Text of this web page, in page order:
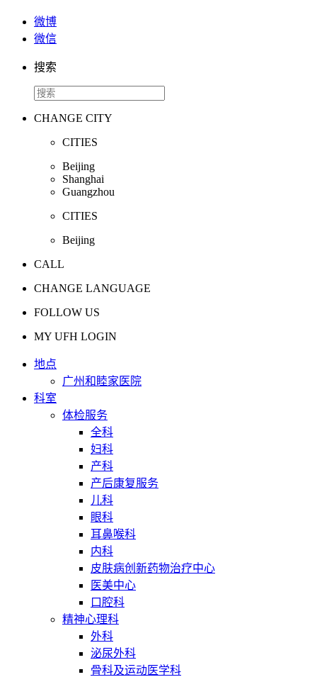
微博
微信
搜索
CHANGE CITY
CITIES
Beijing
Shanghai
Guangzhou
CITIES
Beijing
CALL
CHANGE LANGUAGE
FOLLOW US
MY UFH LOGIN
地点
广州和睦家医院
科室
体检服务
全科
妇科
产科
产后康复服务
儿科
眼科
耳鼻喉科
内科
皮肤病创新药物治疗中心
医美中心
口腔科
精神心理科
外科
泌尿外科
骨科及运动医学科